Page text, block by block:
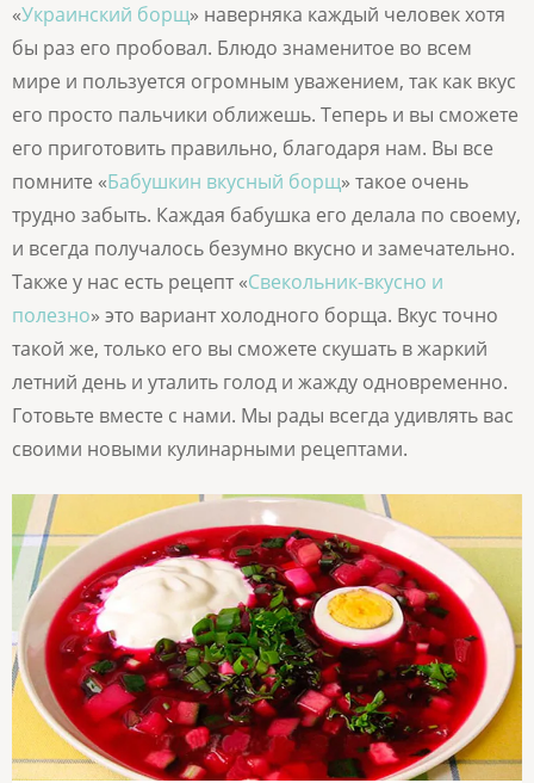
«Украинский борщ» наверняка каждый человек хотя
бы раз его пробовал. Блюдо знаменитое во всем
мире и пользуется огромным уважением, так как вкус
его просто пальчики оближешь. Теперь и вы сможете
его приготовить правильно, благодаря нам. Вы все
помните «Бабушкин вкусный борщ» такое очень
трудно забыть. Каждая бабушка его делала по своему,
и всегда получалось безумно вкусно и замечательно.
Также у нас есть рецепт «Свекольник-вкусно и
полезно» это вариант холодного борща. Вкус точно
такой же, только его вы сможете скушать в жаркий
летний день и уталить голод и жажду одновременно.
Готовьте вместе с нами. Мы рады всегда удивлять вас
своими новыми кулинарными рецептами.